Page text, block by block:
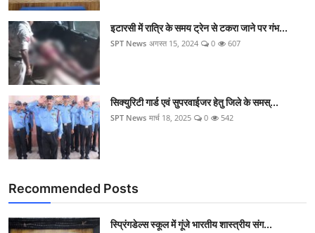
इटारसी में रात्रि के समय ट्रेन से टकरा जाने पर गंभ...
SPT News अगस्त 15, 2024 0 607
सिक्‍युरिटी गार्ड एवं सुपरवाईजर हेतु जिले के समस्...
SPT News मार्च 18, 2025 0 542
Recommended Posts
स्प्रिंगडेल्स स्कूल में गूंजे भारतीय शास्त्रीय संग...